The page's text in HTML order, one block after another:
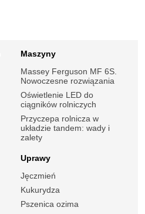
Maszyny
Massey Ferguson MF 6S.
Nowoczesne rozwiązania
Oświetlenie LED do
ciągników rolniczych
Przyczepa rolnicza w
układzie tandem: wady i
zalety
Uprawy
Jęczmień
Kukurydza
Pszenica ozima